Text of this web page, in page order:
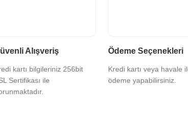
Alışveriş
kartı bilgileriniz 256bit
Sertifikası ile
Ödeme Seçenekleri
Kredi kartı veya havale
ödeme yapabilirsiniz.